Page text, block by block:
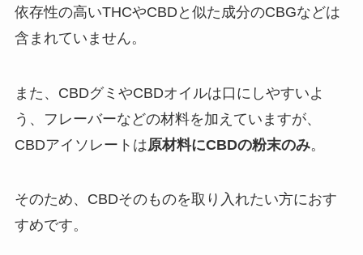
依存性の高いTHCやCBDと似た成分のCBGなどは
含まれていません。
また、CBDグミやCBDオイルは口にしやすいよ
う、フレーバーなどの材料を加えていますが、
CBDアイソレートは原材料にCBDの粉末のみ。
そのため、CBDそのものを取り入れたい方におす
すめです。